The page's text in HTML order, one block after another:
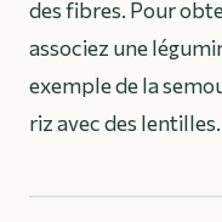
des fibres. Pour
associez une
exemple de la
riz avec des lentilles.